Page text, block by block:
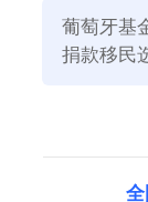
境内有无数且
葡萄牙基
捐款移民
全